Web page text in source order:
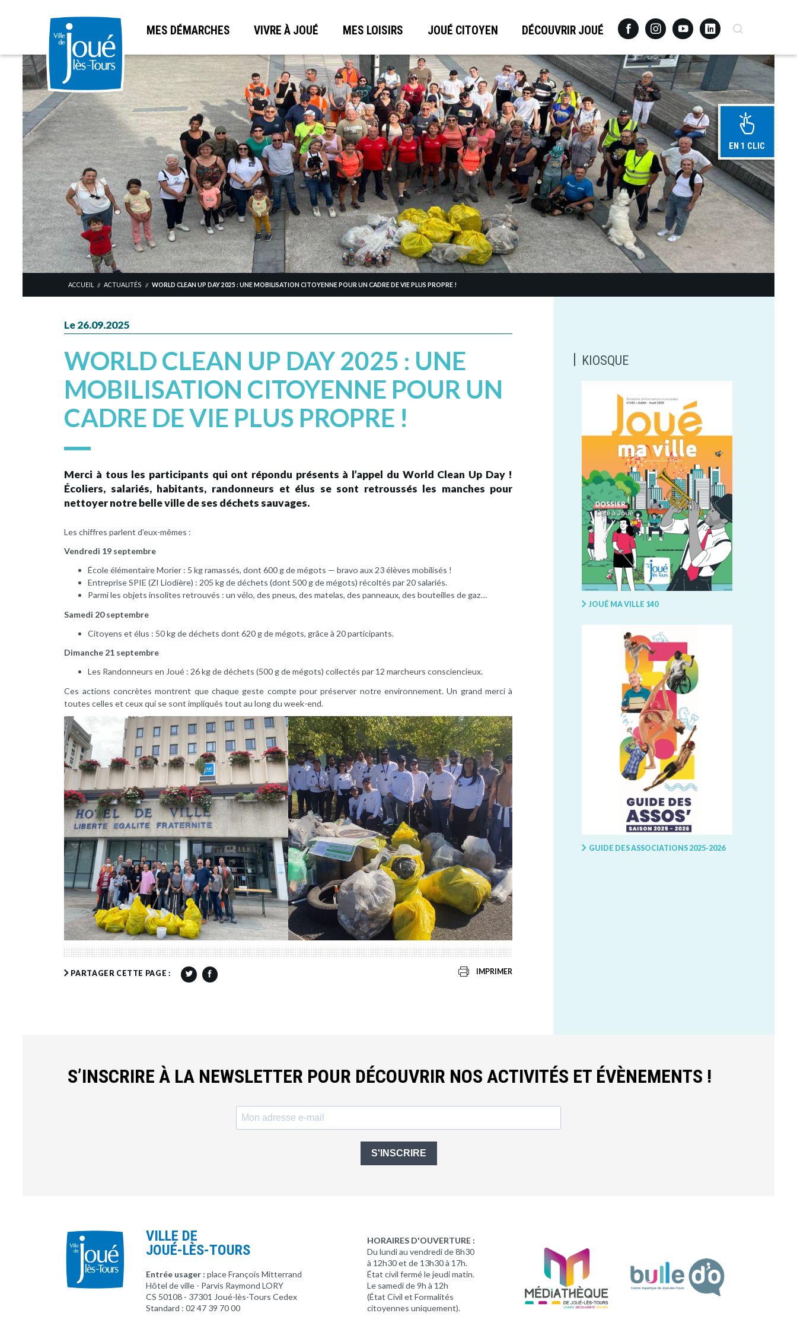
Aller
MES DÉMARCHES VIVRE À JOUÉ MES LOISIRS JOUÉ CITOYEN DÉCOUVRIR JOUÉ FacebookInstagramYoutubeLinkedinRecherche
EN 1 CLIC
ACCUEIL // ACTUALITÉS // WORLD CLEAN UP DAY 2025 : UNE MOBILISATION CITOYENNE POUR UN CADRE DE VIE PLUS PROPRE !
Le 26.09.2025
WORLD CLEAN UP DAY 2025 : UNE
MOBILISATION CITOYENNE POUR UN
CADRE DE VIE PLUS PROPRE !
Merci à tous les participants qui ont répondu présents à l’appel du World Clean Up Day !
Écoliers, salariés, habitants, randonneurs et élus se sont retroussés les manches pour
nettoyer notre belle ville de ses déchets sauvages.
Les chiffres parlent d’eux-mêmes :
Vendredi 19 septembre
École élémentaire Morier : 5 kg ramassés, dont 600 g de mégots — bravo aux 23 élèves mobilisés !
Entreprise SPIE (ZI Liodière) : 205 kg de déchets (dont 500 g de mégots) récoltés par 20 salariés.
Parmi les objets insolites retrouvés : un vélo, des pneus, des matelas, des panneaux, des bouteilles de gaz…
Samedi 20 septembre
Citoyens et élus : 50 kg de déchets dont 620 g de mégots, grâce à 20 participants.
Dimanche 21 septembre
Les Randonneurs en Joué : 26 kg de déchets (500 g de mégots) collectés par 12 marcheurs consciencieux.
Ces actions concrètes montrent que chaque geste compte pour préserver notre environnement. Un grand merci à
toutes celles et ceux qui se sont impliqués tout au long du week-end.
PARTAGER CETTE PAGE : IMPRIMER
KIOSQUE
JOUÉ MA VILLE 140
GUIDE DES ASSOCIATIONS 2025-2026
S’INSCRIRE À LA NEWSLETTER POUR DÉCOUVRIR NOS ACTIVITÉS ET ÉVÈNEMENTS !
S'INSCRIRE
VILLE DE
JOUÉ-LÈS-TOURS
Entrée usager : place François Mitterrand
Hôtel de ville - Parvis Raymond LORY
CS 50108 - 37301 Joué-lès-Tours Cedex
Standard : 02 47 39 70 00
HORAIRES D'OUVERTURE :
Du lundi au vendredi de 8h30
à 12h30 et de 13h30 à 17h.
État civil fermé le jeudi matin.
Le samedi de 9h à 12h
(État Civil et Formalités
citoyennes uniquement).